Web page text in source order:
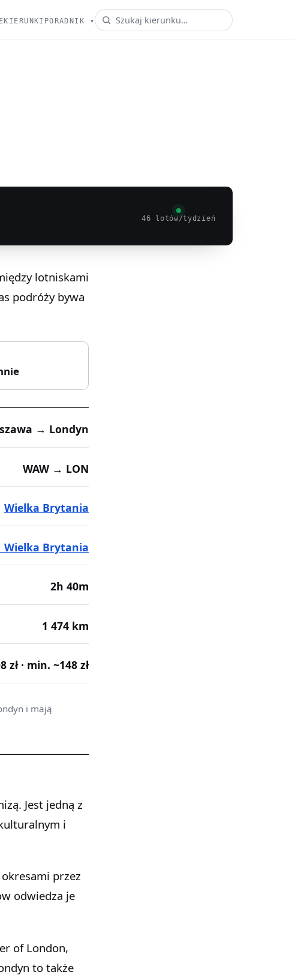
KIERUNKI PORADNIK ▾
46 lotów/tydzień
lotniskami
podróży bywa
→ Londyn
WAW → LON
Wielka Brytania
Brytania
2h 40m
1 474 km
zł · min. ~148 zł
i mają
i
przez
odwiedza je
of London,
to także